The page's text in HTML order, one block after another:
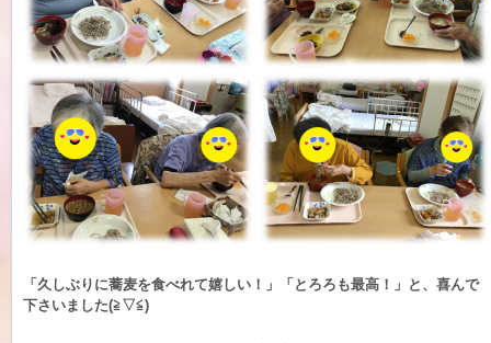
「久しぶりに蕎麦を食べれて嬉しい！」「とろろも最高！」と、喜んで
下さいました(≧▽≦)